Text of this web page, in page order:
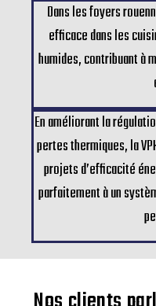
Dans les foyers
efficace dans les
humides, contribuant à
En améliorant la
pertes thermiques, la
projets d’efficacité
parfaitement à un